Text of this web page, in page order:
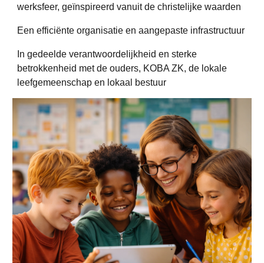
werksfeer, geïnspireerd vanuit de christelijke waarden
Een efficiënte organisatie en aangepaste infrastructuur
In gedeelde verantwoordelijkheid en sterke
betrokkenheid met de ouders, KOBA ZK, de lokale
leefgemeenschap en lokaal bestuur